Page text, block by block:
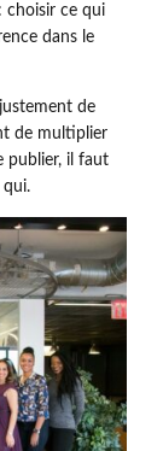
choisir ce qui
dans le
de
de multiplier
publier, il faut
qui.